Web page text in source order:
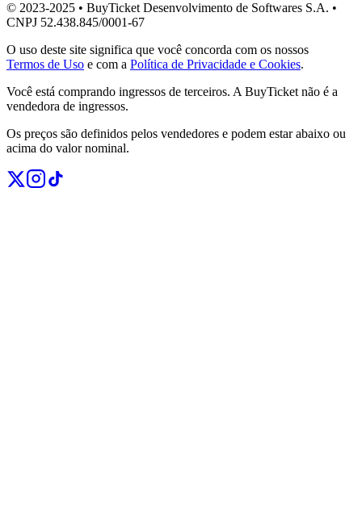
© 2023-2025 • BuyTicket Desenvolvimento de Softwares S.A. •
CNPJ 52.438.845/0001-67
O uso deste site significa que você concorda com os nossos
Termos de Uso e com a Política de Privacidade e Cookies.
Você está comprando ingressos de terceiros. A BuyTicket não é a
vendedora de ingressos.
Os preços são definidos pelos vendedores e podem estar abaixo ou
acima do valor nominal.